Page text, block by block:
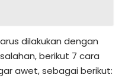
dilakukan dengan
berikut 7 cara
awet, sebagai berikut: